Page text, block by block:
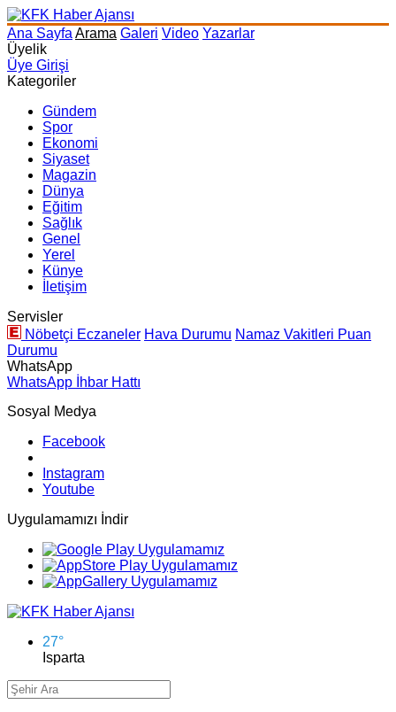
Ana Sayfa Arama Galeri Video Yazarlar
Üyelik
Üye Girişi
Kategoriler
Gündem
Spor
Ekonomi
Siyaset
Magazin
Dünya
Eğitim
Sağlık
Genel
Yerel
Künye
İletişim
Servisler
Nöbetçi Eczaneler Hava Durumu Namaz Vakitleri Puan
Durumu
WhatsApp
WhatsApp İhbar Hattı
Sosyal Medya
Facebook
Instagram
Youtube
Uygulamamızı İndir
27°
Isparta